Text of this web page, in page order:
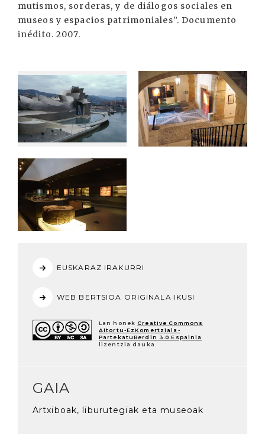
mutismos, sorderas, y de diálogos sociales en
museos y espacios patrimoniales”. Documento
inédito. 2007.
EUSKARAZ IRAKURRI
WEB BERTSIOA ORIGINALA IKUSI
Lan honek Creative Commons
Aitortu-EzKomertziala-
PartekatuBerdin 3.0 Espainia
lizentzia dauka.
GAIA
Artxiboak, liburutegiak eta museoak